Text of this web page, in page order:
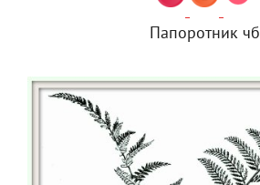
Папоротник чб